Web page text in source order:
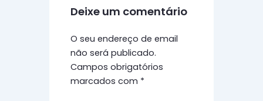
Deixe um comentário
O seu endereço de email
não será publicado.
Campos obrigatórios
marcados com *